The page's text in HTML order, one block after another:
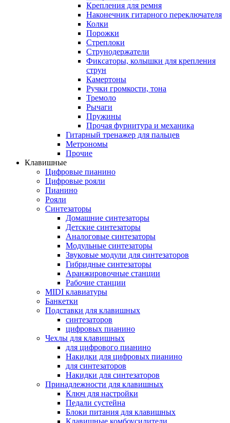
Крепления для ремня
Наконечник гитарного переключателя
Колки
Порожки
Стреплоки
Струнодержатели
Фиксаторы, колышки для крепления
струн
Камертоны
Ручки громкости, тона
Тремоло
Рычаги
Пружины
Прочая фурнитура и механика
Гитарный тренажер для пальцев
Метрономы
Прочие
Клавишные
Цифровые пианино
Цифровые рояли
Пианино
Рояли
Синтезаторы
Домашние синтезаторы
Детские синтезаторы
Аналоговые синтезаторы
Модульные синтезаторы
Звуковые модули для синтезаторов
Гибридные синтезаторы
Аранжировочные станции
Рабочие станции
MIDI клавиатуры
Банкетки
Подставки для клавишных
синтезаторов
цифровых пианино
Чехлы для клавишных
для цифрового пианино
Накидки для цифровых пианино
для синтезаторов
Накидки для синтезаторов
Принадлежности для клавишных
Ключ для настройки
Педали сустейна
Блоки питания для клавишных